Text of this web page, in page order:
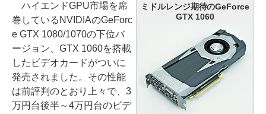
ミドルレンジ期待のGeForce
GTX 1060
ハイエンドGPU市場を席
巻しているNVIDIAのGeForc
e GTX 1080/1070の下位バ
ージョン、GTX 1060を搭載
したビデオカードがついに
発売されました。その性能
は前評判のとおり上々で、3
万円台後半～4万円台のビデ